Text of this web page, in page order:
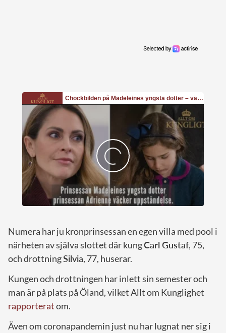
Numera har ju kronprinsessan en egen villa med pool i
närheten av själva slottet där kungCarl Gustaf, 75,
och drottningSilvia, 77, huserar.
Kungen och drottningen har inlett sin semester och
man är på plats på Öland, vilket Allt om Kunglighet
rapporteratom.
Även om coronapandemin just nu har lugnat ner sig i